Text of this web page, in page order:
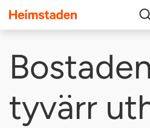
Heimstaden
tyvärr